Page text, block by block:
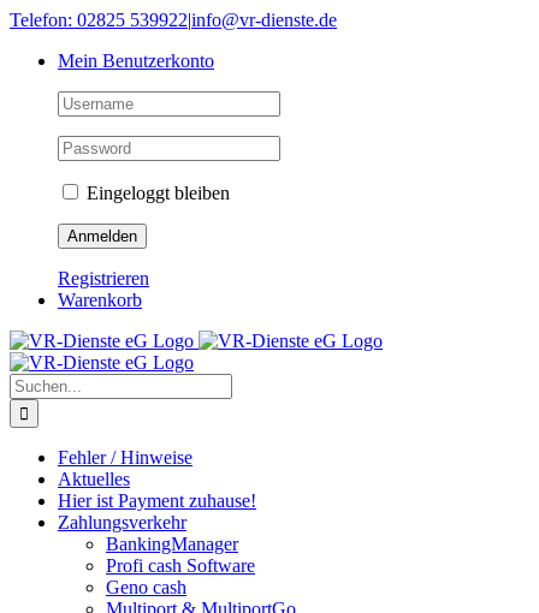
Skip
content
Telefon: 02825 539922|info@vr-dienste.de
Mein Benutzerkonto
Eingeloggt bleiben
Registrieren
Warenkorb
Suche
nach:
Fehler / Hinweise
Aktuelles
Hier ist Payment zuhause!
Zahlungsverkehr
BankingManager
Profi cash Software
Geno cash
Multiport & MultiportGo